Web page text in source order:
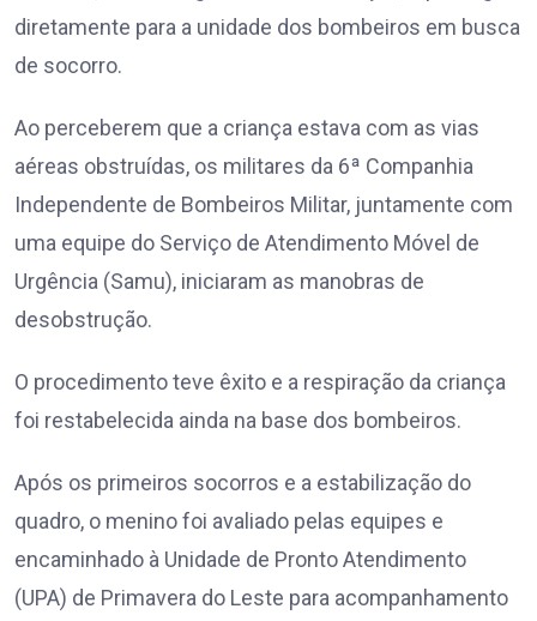
diretamente para a unidade dos bombeiros em busca
de socorro.
Ao perceberem que a criança estava com as vias
aéreas obstruídas, os militares da 6ª Companhia
Independente de Bombeiros Militar, juntamente com
uma equipe do Serviço de Atendimento Móvel de
Urgência (Samu), iniciaram as manobras de
desobstrução.
O procedimento teve êxito e a respiração da criança
foi restabelecida ainda na base dos bombeiros.
Após os primeiros socorros e a estabilização do
quadro, o menino foi avaliado pelas equipes e
encaminhado à Unidade de Pronto Atendimento
(UPA) de Primavera do Leste para acompanhamento